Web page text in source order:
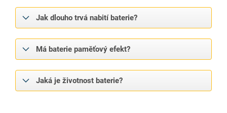
Jak dlouho trvá nabití baterie?
Má baterie paměťový efekt?
Jaká je životnost baterie?